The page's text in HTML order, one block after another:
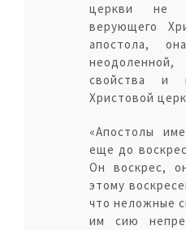
церкви не
верующего
апостола,
свойства и
Христовой
«Апостолы
еще до
Он воскрес,
этому
что неложные
им сию